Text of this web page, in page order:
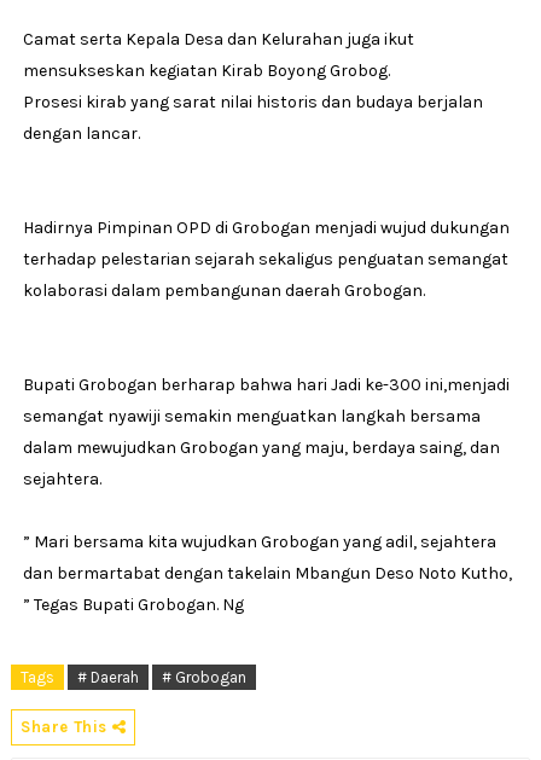
Camat serta Kepala Desa dan Kelurahan juga ikut
mensukseskan kegiatan Kirab Boyong Grobog.
Prosesi kirab yang sarat nilai historis dan budaya berjalan
dengan lancar.
Hadirnya Pimpinan OPD di Grobogan menjadi wujud dukungan
terhadap pelestarian sejarah sekaligus penguatan semangat
kolaborasi dalam pembangunan daerah Grobogan.
Bupati Grobogan berharap bahwa hari Jadi ke-300 ini,menjadi
semangat nyawiji semakin menguatkan langkah bersama
dalam mewujudkan Grobogan yang maju, berdaya saing, dan
sejahtera.
” Mari bersama kita wujudkan Grobogan yang adil, sejahtera
dan bermartabat dengan takelain Mbangun Deso Noto Kutho,
” Tegas Bupati Grobogan. Ng
Tags # Daerah # Grobogan
Share This